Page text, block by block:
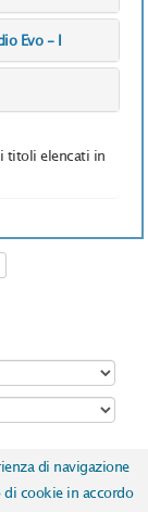
di navigazione
cookie in accordo
Evo - I
titoli elencati in
il Catalogo Unico